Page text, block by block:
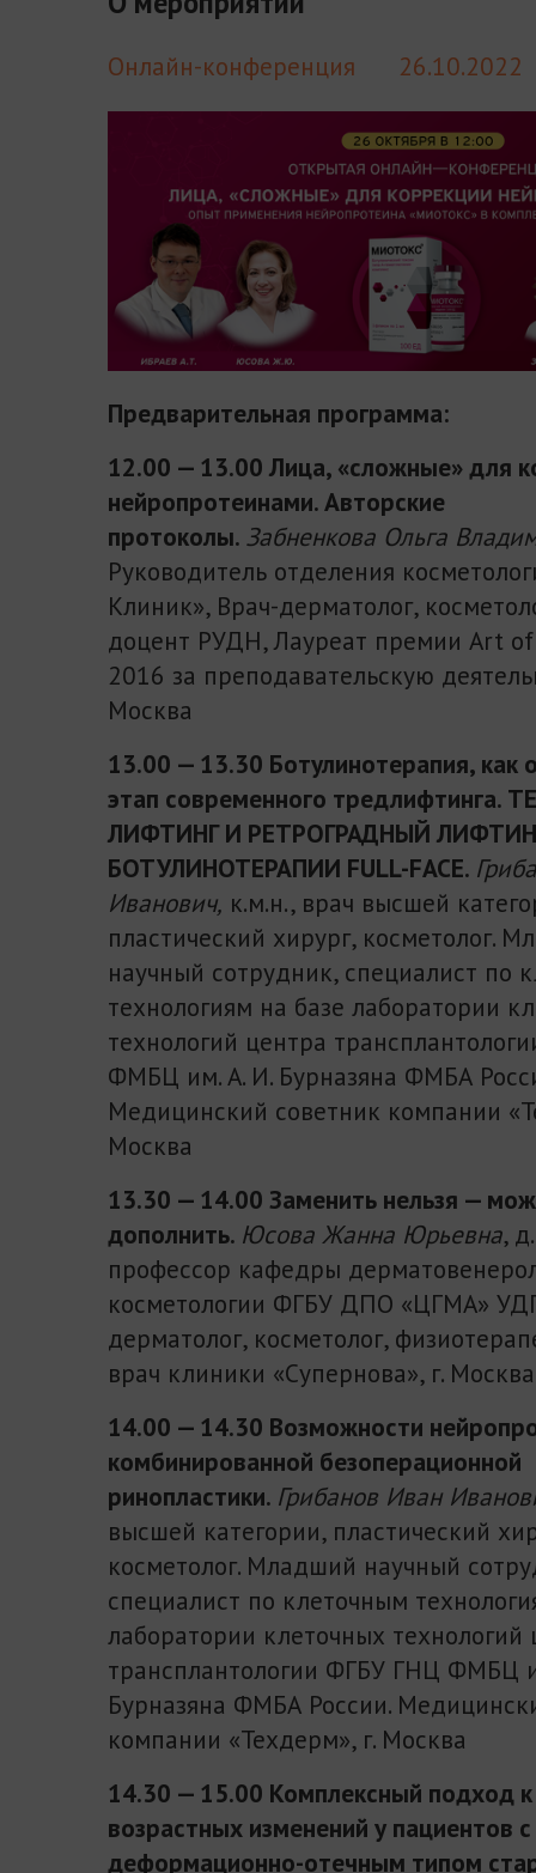
Онлайн-конференция 26.10.2022
Предварительная программа:
12.00 — 13.00 Лица, «сложные» для
нейропротеинами. Авторские
протоколы. Забненкова Ольга
Руководитель отделения
Клиник», Врач-дерматолог,
доцент РУДН, Лауреат премии Art
2016 за преподавательскую
Москва
13.00 — 13.30 Ботулинотерапия, как
этап современного тредлифтинга.
ЛИФТИНГ И РЕТРОГРАДНЫЙ
БОТУЛИНОТЕРАПИИ FULL-FACE.
Иванович, к.м.н., врач высшей
пластический хирург, косметолог.
научный сотрудник, специалист по
технологиям на базе лаборатории
технологий центра
ФМБЦ им. А. И. Бурназяна ФМБА
Медицинский советник компании
Москва
13.30 — 14.00 Заменить нельзя —
дополнить. Юсова Жанна Юрьевна,
профессор кафедры
косметологии ФГБУ ДПО «ЦГМА»
дерматолог, косметолог,
врач клиники «Супернова», г. Москва
14.00 — 14.30 Возможности
комбинированной безоперационной
ринопластики. Грибанов Иван
высшей категории, пластический
косметолог. Младший научный
специалист по клеточным
лаборатории клеточных технологий
трансплантологии ФГБУ ГНЦ ФМБЦ
Бурназяна ФМБА России.
компании «Техдерм», г. Москва
14.30 — 15.00 Комплексный подход
возрастных изменений у пациентов с
деформационно-отечным типом